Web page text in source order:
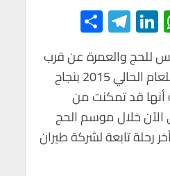
W
h
at
s
A
p
p
Li
n
ke
dI
n
Te
le
gr
a
m
h
ar
e
للحج والعمرة عن قرب
اكتمال موسم الحج للعام الحالي 2015 بنجاح
أنها قد تمكنت من
حتى الآن خلال موسم الحج
آخر رحلة تابعة لشركة طيران